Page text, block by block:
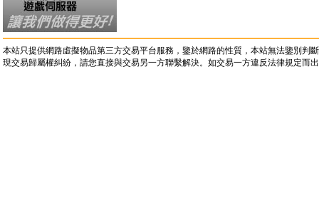
本站只提供網路虛擬物品第三方交易平台服務，鑒於網路的性質，本站無法鑒別
現交易歸屬權糾紛，請您直接與交易另一方聯繫解決。如交易一方違反法律規定